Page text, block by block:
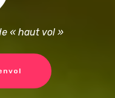
« haut vol »